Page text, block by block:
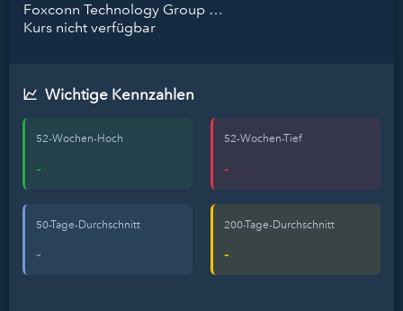
Foxconn Technology Group Ltd
Kurs nicht verfügbar
Wichtige Kennzahlen
52-Wochen-Hoch
-
52-Wochen-Tief
-
50-Tage-Durchschnitt
-
200-Tage-Durchschnitt
-